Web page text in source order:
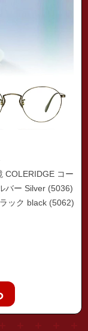
COLERIDGE コー
バー Silver (5036)
ック black (5062)